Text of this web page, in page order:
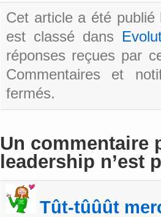
Cet article a été
est classé dans
réponses reçues par
Commentaires et
fermés.
Un commentaire
leadership n’est
Tût-tûûût